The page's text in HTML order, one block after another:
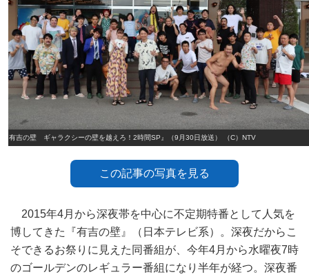
『有吉の壁 ギャラクシーの壁を越えろ！2時間SP』（9月30日放送） （C）NTV
この記事の写真を見る
2015年4月から深夜帯を中心に不定期特番として人気を
博してきた『有吉の壁』（日本テレビ系）。深夜だからこ
そできるお祭りに見えた同番組が、今年4月から水曜夜7時
のゴールデンのレギュラー番組になり半年が経つ。深夜番